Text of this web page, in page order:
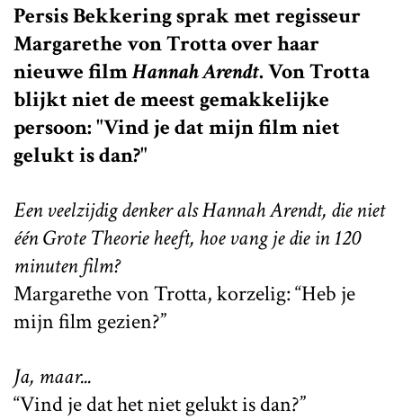
Persis Bekkering sprak met regisseur
Margarethe von Trotta over haar
nieuwe filmHannah Arendt. Von Trotta
blijkt niet de meest gemakkelijke
persoon: "Vind je dat mijn film niet
gelukt is dan?"
Een veelzijdig denker als Hannah Arendt, die niet
één Grote Theorie heeft, hoe vang je die in 120
minuten film?
Margarethe von Trotta, korzelig: “Heb je
mijn film gezien?”
Ja, maar...
“Vind je dat het niet gelukt is dan?”